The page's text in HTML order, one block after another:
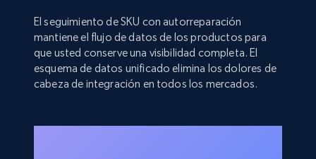
El seguimiento de SKU con autorreparación
mantiene el flujo de datos de los productos para
que usted conserve una visibilidad completa. El
esquema de datos unificado elimina los dolores de
cabeza de integración en todos los mercados.